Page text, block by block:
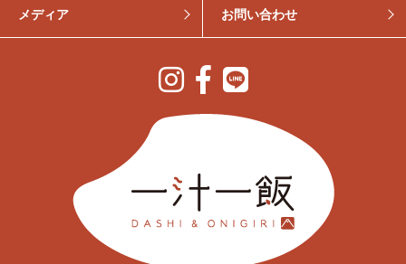
メディア お問い合わせ